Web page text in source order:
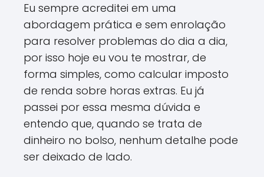
Eu sempre acreditei em uma
abordagem prática e sem enrolação
para resolver problemas do dia a dia,
por isso hoje eu vou te mostrar, de
forma simples, como calcular imposto
de renda sobre horas extras. Eu já
passei por essa mesma dúvida e
entendo que, quando se trata de
dinheiro no bolso, nenhum detalhe pode
ser deixado de lado.